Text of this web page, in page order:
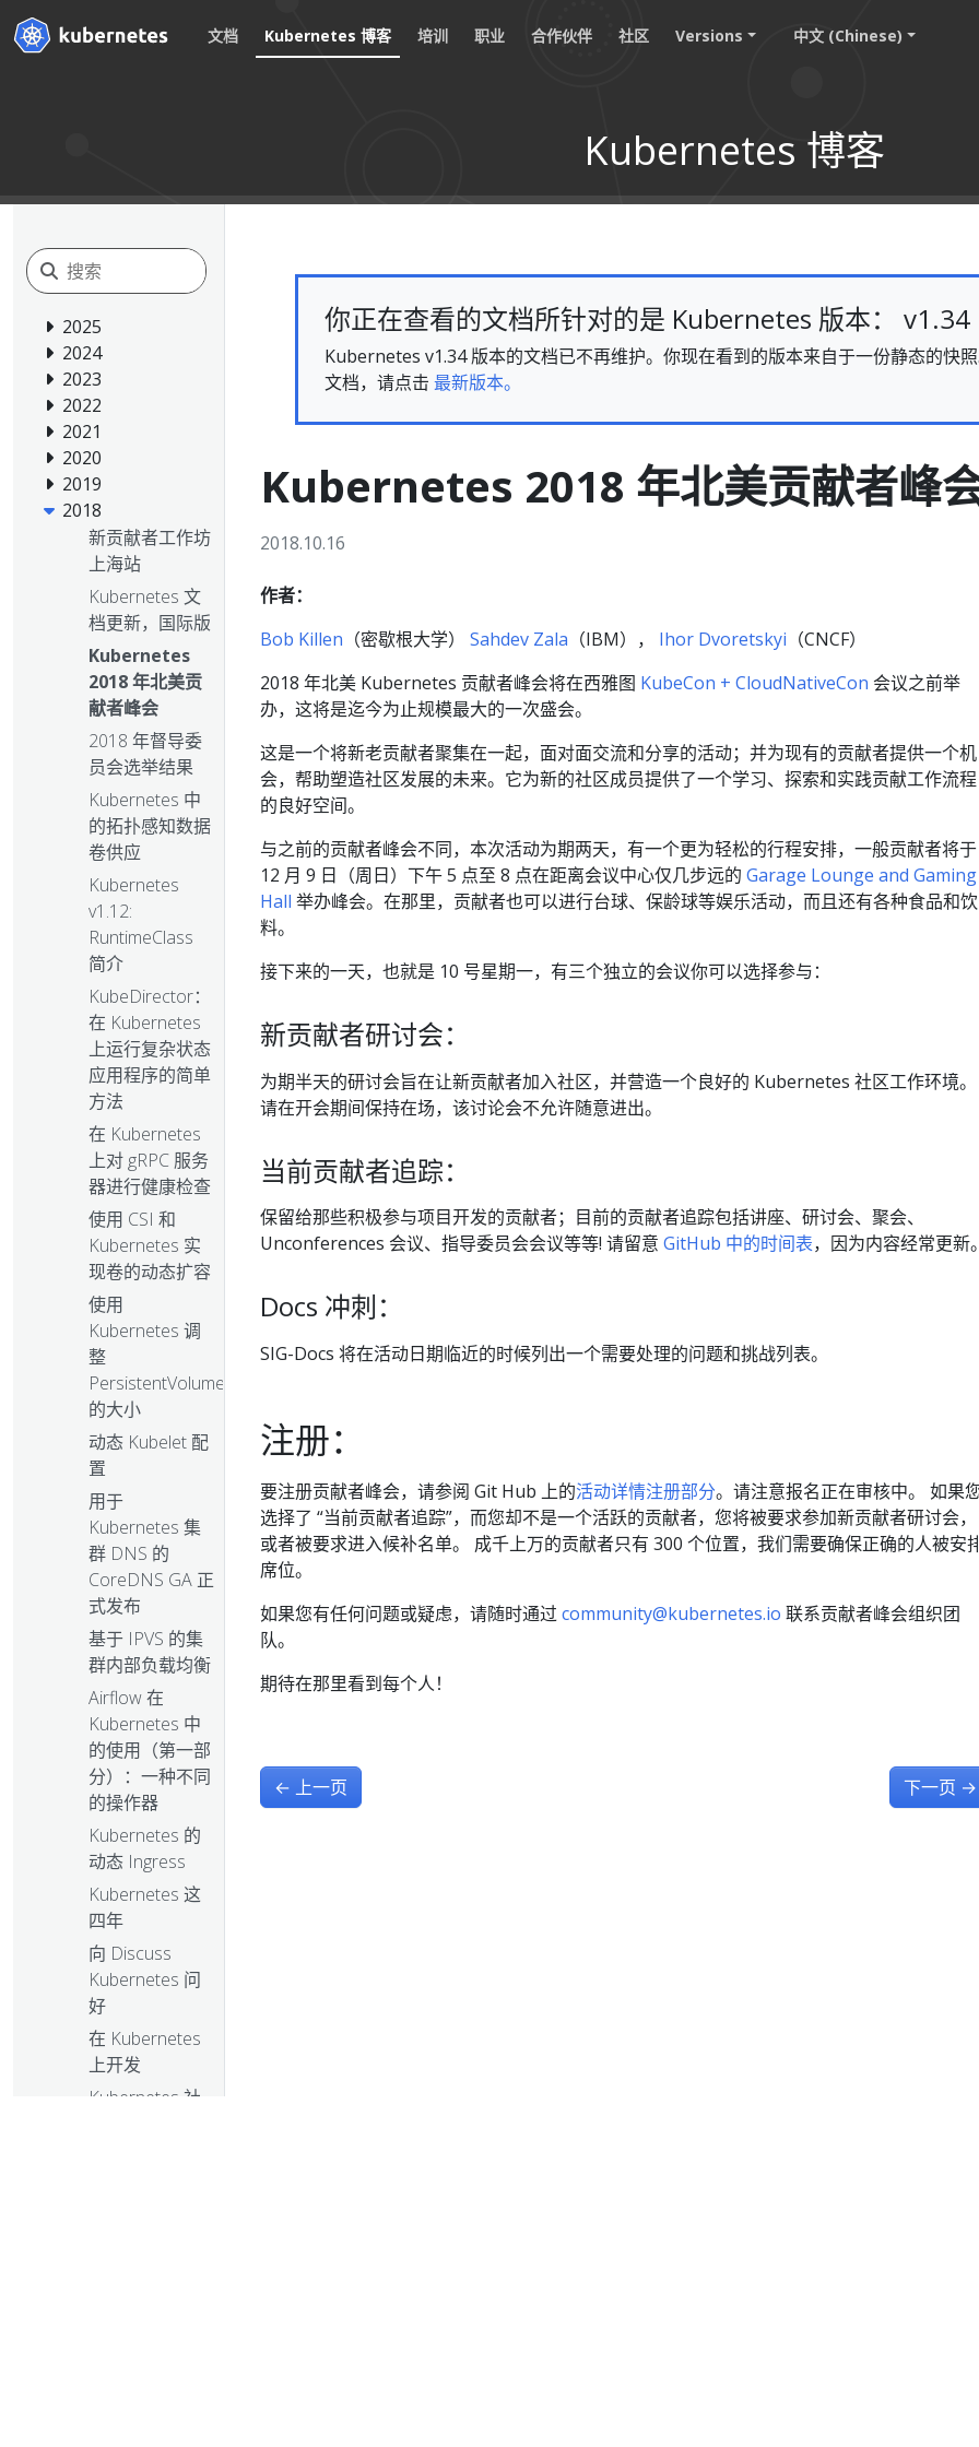
文档 Kubernetes 博客 培训 职业 合作伙伴 社区 Versions 中文 (Chinese)
Kubernetes 博客
2025
2024
2023
2022
2021
2020
2019
2018
新贡献者工作坊
上海站
Kubernetes 文
档更新，国际版
Kubernetes
2018 年北美贡
献者峰会
2018 年督导委
员会选举结果
Kubernetes 中
的拓扑感知数据
卷供应
Kubernetes
v1.12:
RuntimeClass
简介
KubeDirector：
在 Kubernetes
上运行复杂状态
应用程序的简单
方法
在 Kubernetes
上对 gRPC 服务
器进行健康检查
使用 CSI 和
Kubernetes 实
现卷的动态扩容
使用
Kubernetes 调
整
PersistentVolume
的大小
动态 Kubelet 配
置
用于
Kubernetes 集
群 DNS 的
CoreDNS GA 正
式发布
基于 IPVS 的集
群内部负载均衡
Airflow 在
Kubernetes 中
的使用（第一部
分）：一种不同
的操作器
Kubernetes 的
动态 Ingress
Kubernetes 这
四年
向 Discuss
Kubernetes 问
好
在 Kubernetes
上开发
Kubernetes 社
你正在查看的文档所针对的是 Kubernetes 版本： v1.34
Kubernetes v1.34 版本的文档已不再维护。你现在看到的版本来自于一份静态的快
文档，请点击 最新版本。
Kubernetes 2018 年北美贡献者峰
2018.10.16
作者：
Bob Killen （密歇根大学） Sahdev Zala （IBM）， Ihor Dvoretskyi （CNCF）
2018 年北美 Kubernetes 贡献者峰会将在西雅图 KubeCon + CloudNativeCon 会议之前举
办，这将是迄今为止规模最大的一次盛会。
这是一个将新老贡献者聚集在一起，面对面交流和分享的活动；并为现有的贡献者提供一个机
会，帮助塑造社区发展的未来。它为新的社区成员提供了一个学习、探索和实践贡献工作流程
的良好空间。
与之前的贡献者峰会不同，本次活动为期两天，有一个更为轻松的行程安排，一般贡献者将于
12 月 9 日（周日）下午 5 点至 8 点在距离会议中心仅几步远的 Garage Lounge and Gaming
Hall 举办峰会。在那里，贡献者也可以进行台球、保龄球等娱乐活动，而且还有各种食品和饮
料。
接下来的一天，也就是 10 号星期一，有三个独立的会议你可以选择参与：
新贡献者研讨会：
为期半天的研讨会旨在让新贡献者加入社区，并营造一个良好的 Kubernetes 社区工作环境。
请在开会期间保持在场，该讨论会不允许随意进出。
当前贡献者追踪：
保留给那些积极参与项目开发的贡献者；目前的贡献者追踪包括讲座、研讨会、聚会、
Unconferences 会议、指导委员会会议等等! 请留意 GitHub 中的时间表，因为内容经常更新
Docs 冲刺：
SIG-Docs 将在活动日期临近的时候列出一个需要处理的问题和挑战列表。
注册：
要注册贡献者峰会，请参阅 Git Hub 上的活动详情注册部分。请注意报名正在审核中。 如果
选择了 “当前贡献者追踪”，而您却不是一个活跃的贡献者，您将被要求参加新贡献者研讨会，
或者被要求进入候补名单。 成千上万的贡献者只有 300 个位置，我们需要确保正确的人被安
席位。
如果您有任何问题或疑虑，请随时通过 community@kubernetes.io 联系贡献者峰会组织团
队。
期待在那里看到每个人！
← 上一页 下一页 →